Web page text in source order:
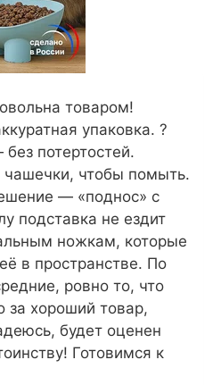
товаром!
упаковка. ?
потертостей.
чтобы помыть.
— «поднос» с
подставка не ездит
ножкам, которые
в пространстве. По
ровно то, что
за хороший товар,
будет оценен
Готовимся к